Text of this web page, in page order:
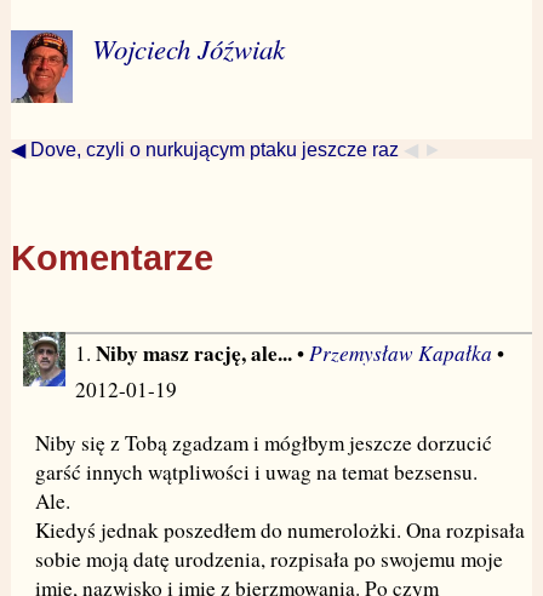
Wojciech Jóźwiak
◀ Dove, czyli o nurkującym ptaku jeszcze raz ◀ ►
Komentarze
1. Niby masz rację, ale...•Przemysław Kapałka •
2012-01-19
Niby się z Tobą zgadzam i mógłbym jeszcze dorzucić
garść innych wątpliwości i uwag na temat bezsensu.
Ale.
Kiedyś jednak poszedłem do numerolożki. Ona rozpisała
sobie moją datę urodzenia, rozpisała po swojemu moje
imię, nazwisko i imię z bierzmowania. Po czym